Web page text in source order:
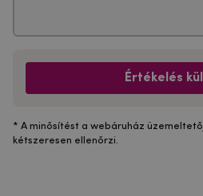
Értékelés
* A minősítést a webáruház
kétszeresen ellenőrzi.